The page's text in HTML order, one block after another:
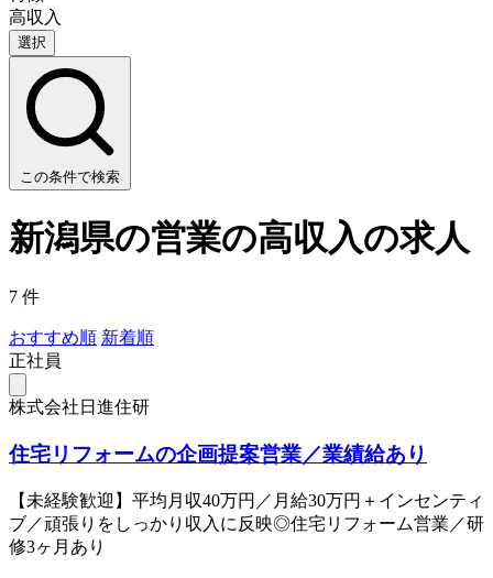
高収入
選択
この条件で検索
新潟県の営業の高収入の求人
7 件
おすすめ順 新着順
正社員
株式会社日進住研
住宅リフォームの企画提案営業／業績給あり
【未経験歓迎】平均月収40万円／月給30万円＋インセンティ
ブ／頑張りをしっかり収入に反映◎住宅リフォーム営業／研
修3ヶ月あり